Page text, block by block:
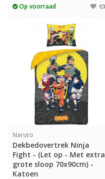
Op voorraad
Naruto
Dekbedovertrek Ninja
Fight - (Let op - Met extra
grote sloop 70x90cm) -
Katoen